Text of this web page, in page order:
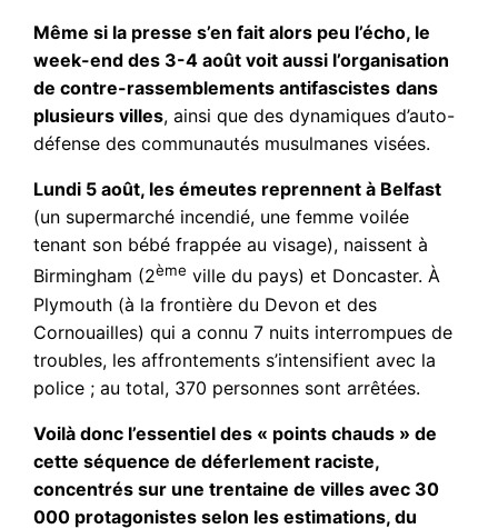
Même si la presse s’en fait alors peu l’écho, le
week-end des 3-4 août voit aussi l’organisation
de contre-rassemblements antifascistes dans
plusieurs villes, ainsi que des dynamiques d’auto-
défense des communautés musulmanes visées.
Lundi 5 août, les émeutes reprennent à Belfast
(un supermarché incendié, une femme voilée
tenant son bébé frappée au visage), naissent à
Birmingham (2ème ville du pays) et Doncaster. À
Plymouth (à la frontière du Devon et des
Cornouailles) qui a connu 7 nuits interrompues de
troubles, les affrontements s’intensifient avec la
police ; au total, 370 personnes sont arrêtées.
Voilà donc l’essentiel des « points chauds » de
cette séquence de déferlement raciste,
concentrés sur une trentaine de villes avec 30
000 protagonistes selon les estimations, du